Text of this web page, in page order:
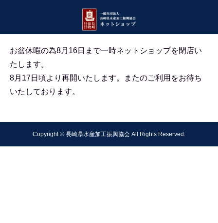
お盆休暇の為8月16日まで一時ネットショップを閉店い
たします。
8月17日頃より再開いたします。
またのご利用をお待ち
いたしております。
Copyright © 長崎県水産加工振興協会 All Rights Reserved.